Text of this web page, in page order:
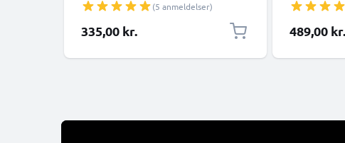
ekstra batteri
(5 anmeldelser)
335,00 kr.
BLH-1
ekstra
489,00 kr.